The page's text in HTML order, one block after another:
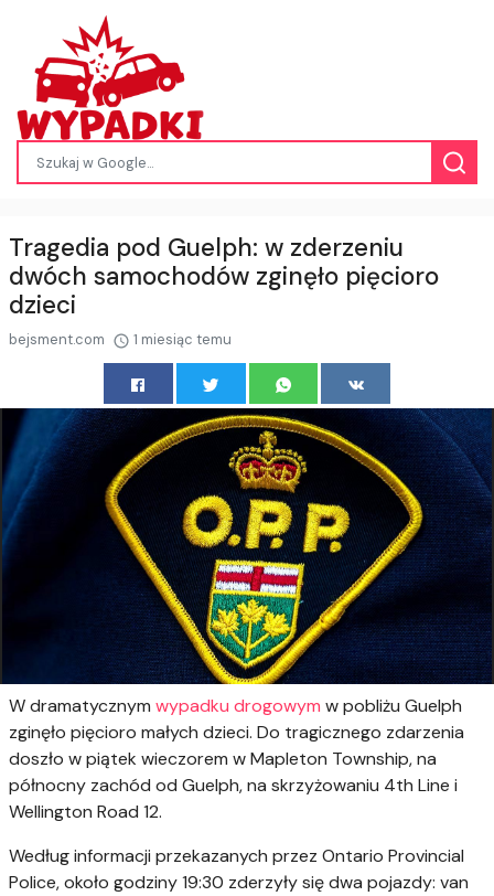
Tragedia pod Guelph: w zderzeniu
dwóch samochodów zginęło pięcioro
dzieci
bejsment.com 1 miesiąc temu
W dramatycznym wypadku drogowym w pobliżu Guelph
zginęło pięcioro małych dzieci. Do tragicznego zdarzenia
doszło w piątek wieczorem w Mapleton Township, na
północny zachód od Guelph, na skrzyżowaniu 4th Line i
Wellington Road 12.
Według informacji przekazanych przez Ontario Provincial
Police, około godziny 19:30 zderzyły się dwa pojazdy: van